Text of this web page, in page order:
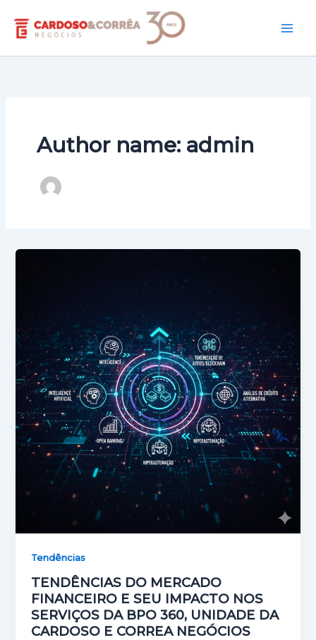
para
conteúdo
Author name: admin
Tendências
TENDÊNCIAS DO MERCADO
FINANCEIRO E SEU IMPACTO NOS
SERVIÇOS DA BPO 360, UNIDADE DA
CARDOSO E CORREA NEGÓCIOS